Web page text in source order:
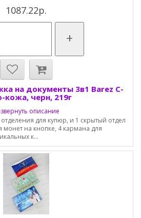
1087.22р.
+
на документы 3в1 Barez C-
кожа, черн, 219г
описание
для купюр, и 1 скрытый отдел
на кнопке, 4 кармана для
к...